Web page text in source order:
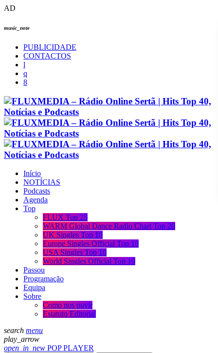
AD
music_note
PUBLICIDADE
CONTACTOS
Início
NOTÍCIAS
Podcasts
Agenda
Top
FLUX Top 25
WARM Global Dance Radio Chart Top 20
UK Singles Top 10
Europe Singles Official Top 10
USA Singles Top 10
World Singles Official Top 10
Passou
Programação
Equipa
Sobre
Como nos ouvir
Estatuto Editorial
search menu
play_arrow
open_in_new POP PLAYER